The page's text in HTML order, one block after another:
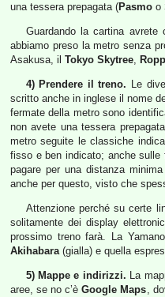
una tessera prepagata (Pasmo o
Guardando la cartina
abbiamo preso la metro senza
Asakusa, il Tokyo Skytree,
4) Prendere il treno. Le
scritto anche in inglese il nome
fermate della metro sono
non avete una tessera
metro seguite le classiche
fisso e ben indicato; anche
pagare per una distanza
anche per questo, visto che
Attenzione perché su certe
solitamente dei display
prossimo treno farà. La
Akihabara(gialla) e quella
5) Mappe e indirizzi. La
aree, se no c’èGoogle Maps,